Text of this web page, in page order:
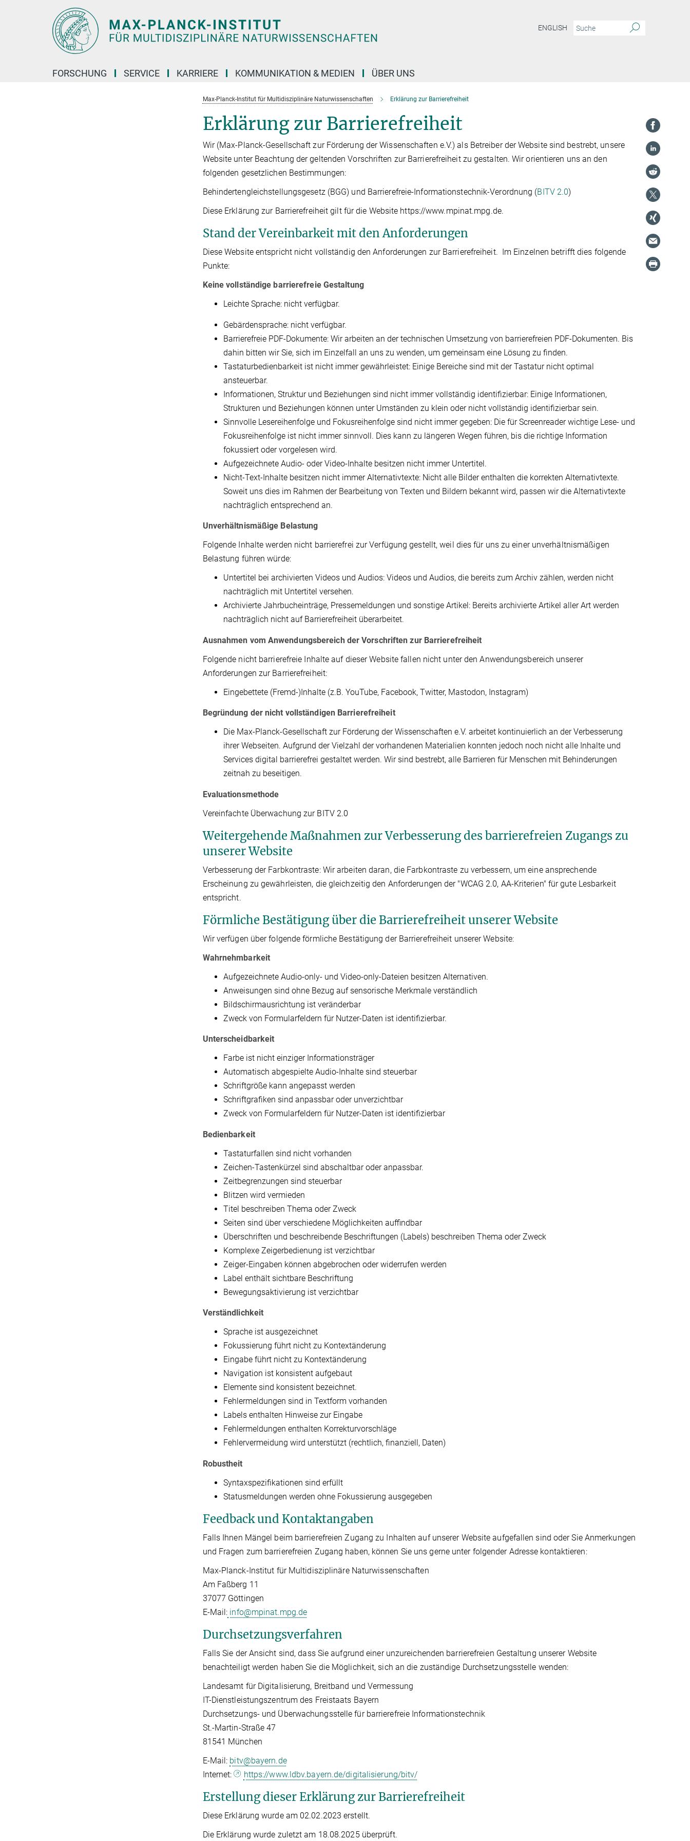
ENGLISH
FORSCHUNG SERVICE KARRIERE KOMMUNIKATION & MEDIEN ÜBER UNS
Max-Planck-Institut für Multidisziplinäre Naturwissenschaften Erklärung zur Barrierefreiheit
Erklärung zur Barrierefreiheit
Wir (Max-Planck-Gesellschaft zur Förderung der Wissenschaften e.V.) als Betreiber der Website sind bestrebt, unsere
Website unter Beachtung der geltenden Vorschriften zur Barrierefreiheit zu gestalten. Wir orientieren uns an den
folgenden gesetzlichen Bestimmungen:
Behindertengleichstellungsgesetz (BGG) und Barrierefreie-Informationstechnik-Verordnung (BITV 2.0)
Diese Erklärung zur Barrierefreiheit gilt für die Website https://www.mpinat.mpg.de.
Stand der Vereinbarkeit mit den Anforderungen
Diese Website entspricht nicht vollständig den Anforderungen zur Barrierefreiheit. Im Einzelnen betrifft dies folgende
Punkte:
Keine vollständige barrierefreie Gestaltung
Leichte Sprache: nicht verfügbar.
Gebärdensprache: nicht verfügbar.
Barrierefreie PDF-Dokumente: Wir arbeiten an der technischen Umsetzung von barrierefreien PDF-Dokumenten. Bis
dahin bitten wir Sie, sich im Einzelfall an uns zu wenden, um gemeinsam eine Lösung zu finden.
Tastaturbedienbarkeit ist nicht immer gewährleistet: Einige Bereiche sind mit der Tastatur nicht optimal
ansteuerbar.
Informationen, Struktur und Beziehungen sind nicht immer vollständig identifizierbar: Einige Informationen,
Strukturen und Beziehungen können unter Umständen zu klein oder nicht vollständig identifizierbar sein.
Sinnvolle Lesereihenfolge und Fokusreihenfolge sind nicht immer gegeben: Die für Screenreader wichtige Lese- und
Fokusreihenfolge ist nicht immer sinnvoll. Dies kann zu längeren Wegen führen, bis die richtige Information
fokussiert oder vorgelesen wird.
Aufgezeichnete Audio- oder Video-Inhalte besitzen nicht immer Untertitel.
Nicht-Text-Inhalte besitzen nicht immer Alternativtexte: Nicht alle Bilder enthalten die korrekten Alternativtexte.
Soweit uns dies im Rahmen der Bearbeitung von Texten und Bildern bekannt wird, passen wir die Alternativtexte
nachträglich entsprechend an.
Unverhältnismäßige Belastung
Folgende Inhalte werden nicht barrierefrei zur Verfügung gestellt, weil dies für uns zu einer unverhältnismäßigen
Belastung führen würde:
Untertitel bei archivierten Videos und Audios: Videos und Audios, die bereits zum Archiv zählen, werden nicht
nachträglich mit Untertitel versehen.
Archivierte Jahrbucheinträge, Pressemeldungen und sonstige Artikel: Bereits archivierte Artikel aller Art werden
nachträglich nicht auf Barrierefreiheit überarbeitet.
Ausnahmen vom Anwendungsbereich der Vorschriften zur Barrierefreiheit
Folgende nicht barrierefreie Inhalte auf dieser Website fallen nicht unter den Anwendungsbereich unserer
Anforderungen zur Barrierefreiheit:
Eingebettete (Fremd-)Inhalte (z.B. YouTube, Facebook, Twitter, Mastodon, Instagram)
Begründung der nicht vollständigen Barrierefreiheit
Die Max-Planck-Gesellschaft zur Förderung der Wissenschaften e.V. arbeitet kontinuierlich an der Verbesserung
ihrer Webseiten. Aufgrund der Vielzahl der vorhandenen Materialien konnten jedoch noch nicht alle Inhalte und
Services digital barrierefrei gestaltet werden. Wir sind bestrebt, alle Barrieren für Menschen mit Behinderungen
zeitnah zu beseitigen.
Evaluationsmethode
Vereinfachte Überwachung zur BITV 2.0
Weitergehende Maßnahmen zur Verbesserung des barrierefreien Zugangs zu
unserer Website
Verbesserung der Farbkontraste: Wir arbeiten daran, die Farbkontraste zu verbessern, um eine ansprechende
Erscheinung zu gewährleisten, die gleichzeitig den Anforderungen der "WCAG 2.0, AA-Kriterien" für gute Lesbarkeit
entspricht.
Förmliche Bestätigung über die Barrierefreiheit unserer Website
Wir verfügen über folgende förmliche Bestätigung der Barrierefreiheit unserer Website:
Wahrnehmbarkeit
Aufgezeichnete Audio-only- und Video-only-Dateien besitzen Alternativen.
Anweisungen sind ohne Bezug auf sensorische Merkmale verständlich
Bildschirmausrichtung ist veränderbar
Zweck von Formularfeldern für Nutzer-Daten ist identifizierbar.
Unterscheidbarkeit
Farbe ist nicht einziger Informationsträger
Automatisch abgespielte Audio-Inhalte sind steuerbar
Schriftgröße kann angepasst werden
Schriftgrafiken sind anpassbar oder unverzichtbar
Zweck von Formularfeldern für Nutzer-Daten ist identifizierbar
Bedienbarkeit
Tastaturfallen sind nicht vorhanden
Zeichen-Tastenkürzel sind abschaltbar oder anpassbar.
Zeitbegrenzungen sind steuerbar
Blitzen wird vermieden
Titel beschreiben Thema oder Zweck
Seiten sind über verschiedene Möglichkeiten auffindbar
Überschriften und beschreibende Beschriftungen (Labels) beschreiben Thema oder Zweck
Komplexe Zeigerbedienung ist verzichtbar
Zeiger-Eingaben können abgebrochen oder widerrufen werden
Label enthält sichtbare Beschriftung
Bewegungsaktivierung ist verzichtbar
Verständlichkeit
Sprache ist ausgezeichnet
Fokussierung führt nicht zu Kontextänderung
Eingabe führt nicht zu Kontextänderung
Navigation ist konsistent aufgebaut
Elemente sind konsistent bezeichnet.
Fehlermeldungen sind in Textform vorhanden
Labels enthalten Hinweise zur Eingabe
Fehlermeldungen enthalten Korrekturvorschläge
Fehlervermeidung wird unterstützt (rechtlich, finanziell, Daten)
Robustheit
Syntaxspezifikationen sind erfüllt
Statusmeldungen werden ohne Fokussierung ausgegeben
Feedback und Kontaktangaben
Falls Ihnen Mängel beim barrierefreien Zugang zu Inhalten auf unserer Website aufgefallen sind oder Sie Anmerkungen
und Fragen zum barrierefreien Zugang haben, können Sie uns gerne unter folgender Adresse kontaktieren:
Max-Planck-Institut für Multidisziplinäre Naturwissenschaften
Am Faßberg 11
37077 Göttingen
E-Mail: info@mpinat.mpg.de
Durchsetzungsverfahren
Falls Sie der Ansicht sind, dass Sie aufgrund einer unzureichenden barrierefreien Gestaltung unserer Website
benachteiligt werden haben Sie die Möglichkeit, sich an die zuständige Durchsetzungsstelle wenden:
Landesamt für Digitalisierung, Breitband und Vermessung
IT-Dienstleistungszentrum des Freistaats Bayern
Durchsetzungs- und Überwachungsstelle für barrierefreie Informationstechnik
St.-Martin-Straße 47
81541 München
E-Mail: bitv@bayern.de
Internet:
https://www.ldbv.bayern.de/digitalisierung/bitv/
Erstellung dieser Erklärung zur Barrierefreiheit
Diese Erklärung wurde am 02.02.2023 erstellt.
Die Erklärung wurde zuletzt am 18.08.2025 überprüft.